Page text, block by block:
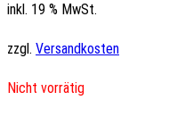
inkl. 19 % MwSt.
zzgl. Versandkosten
Nicht vorrätig